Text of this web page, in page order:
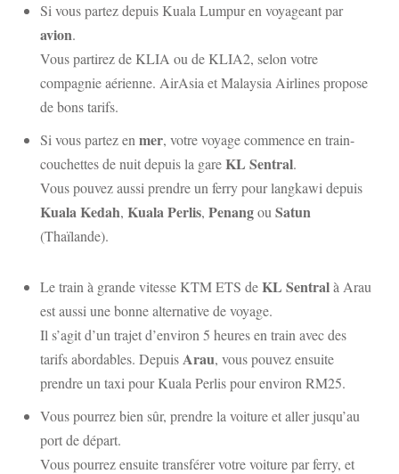
Si vous partez depuis Kuala Lumpur en voyageant par
avion.
Vous partirez de KLIA ou de KLIA2, selon votre
compagnie aérienne. AirAsia et Malaysia Airlines propose
de bons tarifs.
Si vous partez en mer, votre voyage commence en train-
couchettes de nuit depuis la gareKL Sentral.
Vous pouvez aussi prendre un ferry pour langkawi depuis
Kuala Kedah, Kuala Perlis, Penangou Satun
(Thaïlande).
Le train à grande vitesse KTM ETS deKL Sentralà Arau
est aussi une bonne alternative de voyage.
Il s’agit d’un trajet d’environ 5 heures en train avec des
tarifs abordables. DepuisArau, vous pouvez ensuite
prendre un taxi pour Kuala Perlis pour environ RM25.
Vous pourrez bien sûr, prendre la voiture et aller jusqu’au
port de départ.
Vous pourrez ensuite transférer votre voiture par ferry, et